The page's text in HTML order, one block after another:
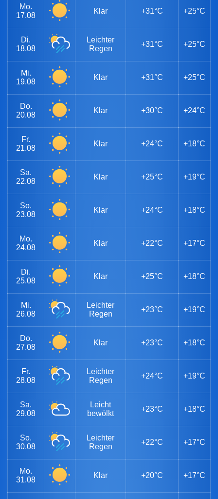
Mo.
17.08
Klar +31°C +25°C
Di.
18.08
Leichter
Regen
+31°C +25°C
Mi.
19.08
Klar +31°C +25°C
Do.
20.08
Klar +30°C +24°C
Fr.
21.08
Klar +24°C +18°C
Sa.
22.08
Klar +25°C +19°C
So.
23.08
Klar +24°C +18°C
Mo.
24.08
Klar +22°C +17°C
Di.
25.08
Klar +25°C +18°C
Mi.
26.08
Leichter
Regen
+23°C +19°C
Do.
27.08
Klar +23°C +18°C
Fr.
28.08
Leichter
Regen
+24°C +19°C
Sa.
29.08
Leicht
bewölkt
+23°C +18°C
So.
30.08
Leichter
Regen
+22°C +17°C
Mo.
31.08
Klar +20°C +17°C